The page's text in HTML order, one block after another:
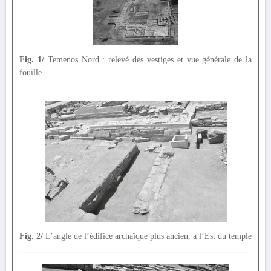
Fig. 1/Temenos Nord : relevé des vestiges et vue générale de la
fouille
Fig. 2/ L’angle de l’édifice archaïque plus ancien, à l’Est du temple